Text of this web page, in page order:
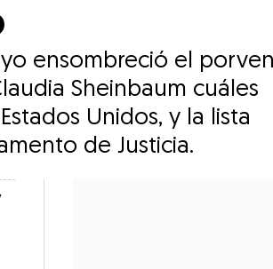
ensombreció el
Sheinbaum cuáles
Unidos, y la lista
de Justicia.